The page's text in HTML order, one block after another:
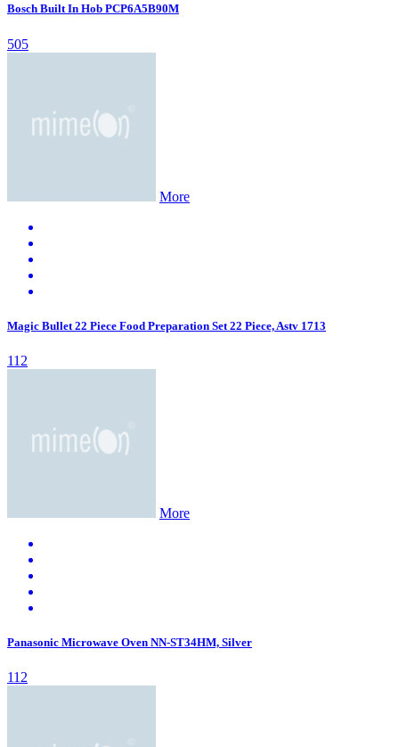
Bosch Built In Hob PCP6A5B90M
505
More
Magic Bullet 22 Piece Food Preparation Set 22 Piece, Astv 1713
112
More
Panasonic Microwave Oven NN-ST34HM, Silver
112